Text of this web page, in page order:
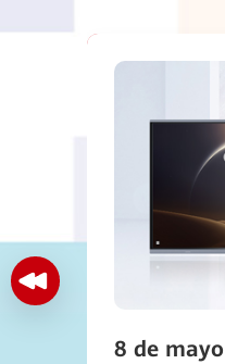
8 de mayo